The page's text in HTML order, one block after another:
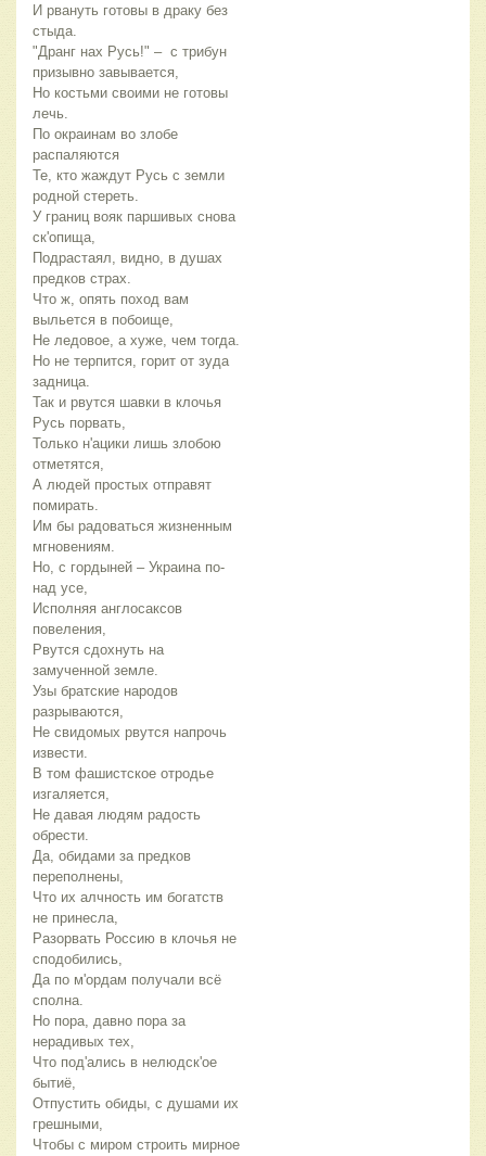
И рвануть готовы в драку без
стыда.
"Дранг нах Русь!" –  с трибун
призывно завывается,
Но костьми своими не готовы
лечь.
По окраинам во злобе
распаляются
Те, кто жаждут Русь с земли
родной стереть.
У границ вояк паршивых снова
ск'опища,
Подрастаял, видно, в душах
предков страх.
Что ж, опять поход вам
выльется в побоище,
Но не терпится, горит от зуда
задница.
Так и рвутся шавки в клочья
Русь порвать,
Только н'ацики лишь злобою
отметятся,
А людей простых отправят
помирать.
Им бы радоваться жизненным
мгновениям.
Но, с гордыней – Украина по-
над усе,
Исполняя англосаксов
повеления,
Рвутся сдохнуть на
замученной земле.
Узы братские народов
разрываются,
Не свидомых рвутся напрочь
извести.
В том фашистское отродье
изгаляется,
Не давая людям радость
обрести.
Да, обидами за предков
переполнены,
Что их алчность им богатств
не принесла,
Разорвать Россию в клочья не
сподобились,
Да по м'ордам получали всё
сполна.
Но пора, давно пора за
нерадивых тех,
Что под'ались в нелюдск'ое
бытиё,
Отпустить обиды, с душами их
грешными,
Чтобы с миром строить мирное